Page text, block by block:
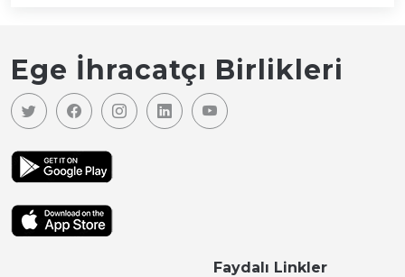
Ege İhracatçı Birlikleri
Faydalı Linkler